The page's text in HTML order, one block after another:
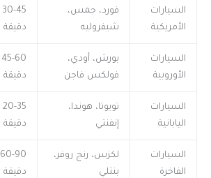
السيارات
الأمريكية
فورد، جمس،
شيفروليه
30-45
دقيقة
السيارات
الأوروبية
بورش، أودي،
فولكس فاجن
45-60
دقيقة
السيارات
اليابانية
تويوتا، هوندا،
إنفنتي
20-35
دقيقة
السيارات
الفاخرة
لكزس، رنج روفر،
بنتلي
60-90
دقيقة